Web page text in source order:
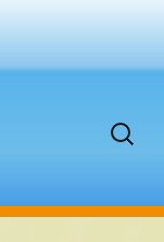
Suchen